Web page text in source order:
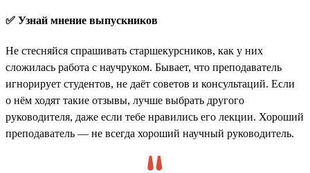
✅ Узнай мнение выпускников
Не стесняйся спрашивать старшекурсников, как у них
сложилась работа с научруком. Бывает, что преподаватель
игнорирует студентов, не даёт советов и консультаций. Если
о нём ходят такие отзывы, лучше выбрать другого
руководителя, даже если тебе нравились его лекции. Хороший
преподаватель — не всегда хороший научный руководитель.